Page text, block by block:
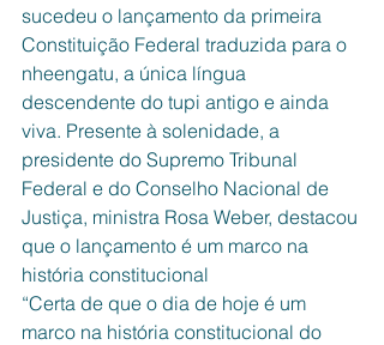
sucedeu o lançamento da primeira
Constituição Federal traduzida para o
nheengatu, a única língua
descendente do tupi antigo e ainda
viva. Presente à solenidade, a
presidente do Supremo Tribunal
Federal e do Conselho Nacional de
Justiça, ministra Rosa Weber, destacou
que o lançamento é um marco na
história constitucional
“Certa de que o dia de hoje é um
marco na história constitucional do